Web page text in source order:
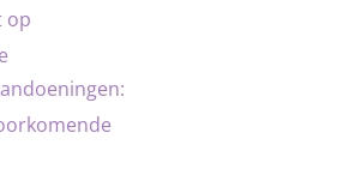
op